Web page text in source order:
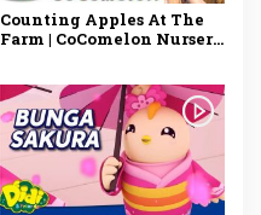
Counting Apples At The
Farm | CoComelon Nursery